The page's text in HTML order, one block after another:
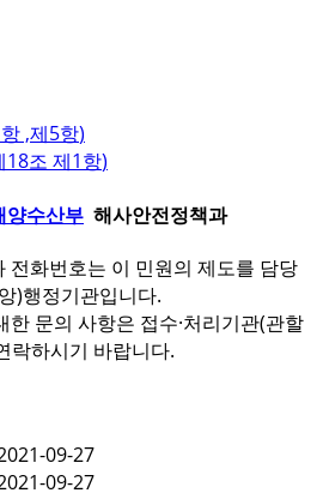
,제5항)
18조 제1항)
양수산부 해사안전정책과
전화번호는 이 민원의 제도를 담당
)행정기관입니다.
한 문의 사항은 접수·처리기관(관할
락하시기 바랍니다.
09-27
09-27